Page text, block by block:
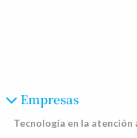
Empresas
Tecnología en la